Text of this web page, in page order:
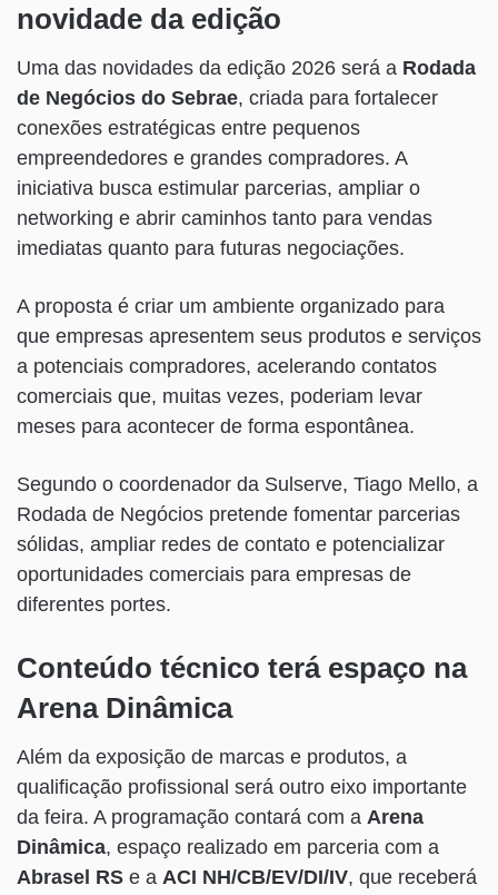
novidade da edição
Uma das novidades da edição 2026 será a Rodada
de Negócios do Sebrae, criada para fortalecer
conexões estratégicas entre pequenos
empreendedores e grandes compradores. A
iniciativa busca estimular parcerias, ampliar o
networking e abrir caminhos tanto para vendas
imediatas quanto para futuras negociações.
A proposta é criar um ambiente organizado para
que empresas apresentem seus produtos e serviços
a potenciais compradores, acelerando contatos
comerciais que, muitas vezes, poderiam levar
meses para acontecer de forma espontânea.
Segundo o coordenador da Sulserve, Tiago Mello, a
Rodada de Negócios pretende fomentar parcerias
sólidas, ampliar redes de contato e potencializar
oportunidades comerciais para empresas de
diferentes portes.
Conteúdo técnico terá espaço na
Arena Dinâmica
Além da exposição de marcas e produtos, a
qualificação profissional será outro eixo importante
da feira. A programação contará com a Arena
Dinâmica, espaço realizado em parceria com a
Abrasel RS e a ACI NH/CB/EV/DI/IV, que receberá